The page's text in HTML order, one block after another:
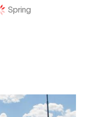
Spring